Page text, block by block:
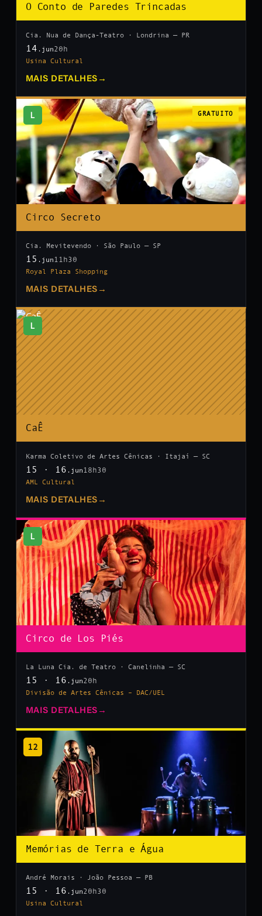
O Conto de Paredes Trincadas
Cia. Nua de Dança-Teatro · Londrina — PR
14 .jun20h
Usina Cultural
MAIS DETALHES →
L GRATUITO
Circo Secreto
Cia. Mevitevendo · São Paulo — SP
15 .jun 11h30
Royal Plaza Shopping
MAIS DETALHES →
L
CaÊ
Karma Coletivo de Artes Cênicas · Itajaí — SC
15 · 16 .jun 18h30
AML Cultural
MAIS DETALHES →
L
Circo de Los Piés
La Luna Cia. de Teatro · Canelinha — SC
15 · 16 .jun20h
Divisão de Artes Cênicas – DAC/UEL
MAIS DETALHES →
12
Memórias de Terra e Água
André Morais · João Pessoa — PB
15 · 16 .jun20h30
Usina Cultural